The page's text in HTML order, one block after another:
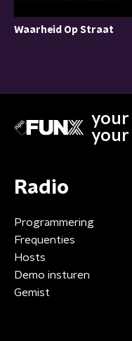
Waarheid Op Straat
your
your
Radio
Programmering
Frequenties
Hosts
Demo insturen
Gemist